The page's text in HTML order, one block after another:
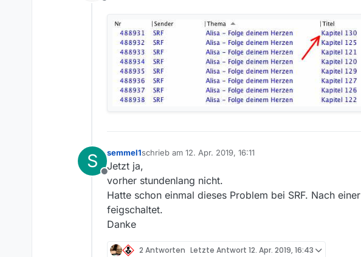
Offline
S
Offline
semmel1schrieb am 12. Apr. 2019, 16:11
zuletzt editiert von
Jetzt ja,
vorher stundenlang nicht.
Hatte schon einmal dieses Problem bei SRF. Nach
feigschaltet.
Danke
2 Antworten Letzte Antwort 12. Apr. 2019, 16:43